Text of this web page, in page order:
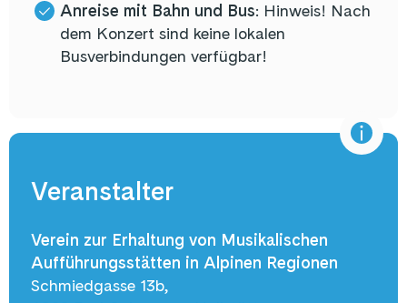
Anreise mit Bahn und Bus: Hinweis! Nach
dem Konzert sind keine lokalen
Busverbindungen verfügbar!
Veranstalter
Verein zur Erhaltung von Musikalischen
Aufführungsstätten in Alpinen Regionen
Schmiedgasse 13b,